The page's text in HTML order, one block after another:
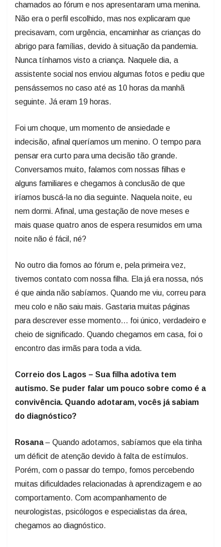
chamados ao fórum e nos apresentaram uma menina.
Não era o perfil escolhido, mas nos explicaram que
precisavam, com urgência, encaminhar as crianças do
abrigo para famílias, devido à situação da pandemia.
Nunca tínhamos visto a criança. Naquele dia, a
assistente social nos enviou algumas fotos e pediu que
pensássemos no caso até as 10 horas da manhã
seguinte. Já eram 19 horas.
Foi um choque, um momento de ansiedade e
indecisão, afinal queríamos um menino. O tempo para
pensar era curto para uma decisão tão grande.
Conversamos muito, falamos com nossas filhas e
alguns familiares e chegamos à conclusão de que
iríamos buscá-la no dia seguinte. Naquela noite, eu
nem dormi. Afinal, uma gestação de nove meses e
mais quase quatro anos de espera resumidos em uma
noite não é fácil, né?
No outro dia fomos ao fórum e, pela primeira vez,
tivemos contato com nossa filha. Ela já era nossa, nós
é que ainda não sabíamos. Quando me viu, correu para
meu colo e não saiu mais. Gastaria muitas páginas
para descrever esse momento… foi único, verdadeiro e
cheio de significado. Quando chegamos em casa, foi o
encontro das irmãs para toda a vida.
Correio dos Lagos – Sua filha adotiva tem
autismo. Se puder falar um pouco sobre como é a
convivência. Quando adotaram, vocês já sabiam
do diagnóstico?
Rosana– Quando adotamos, sabíamos que ela tinha
um déficit de atenção devido à falta de estímulos.
Porém, com o passar do tempo, fomos percebendo
muitas dificuldades relacionadas à aprendizagem e ao
comportamento. Com acompanhamento de
neurologistas, psicólogos e especialistas da área,
chegamos ao diagnóstico.